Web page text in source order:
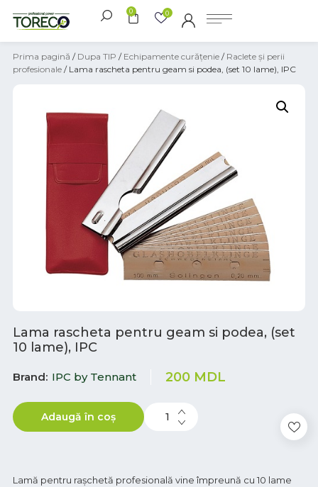
0 0
Prima pagină / Dupa TIP / Echipamente curățenie / Raclete și perii
profesionale / Lama rascheta pentru geam si podea, (set 10 lame), IPC
Lama rascheta pentru geam si podea, (set
10 lame), IPC
Brand IPC by Tennant 200 MDL
Adaugă în coș
Lamă pentru rașchetă profesională vine împreună cu 10 lame